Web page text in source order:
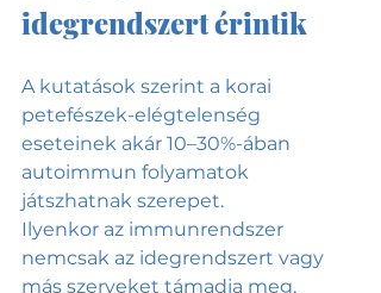
idegrendszert érintik
A kutatások szerint a korai
petefészek-elégtelenség
eseteinek akár 10–30%-ában
autoimmun folyamatok
játszhatnak szerepet.
Ilyenkor az immunrendszer
nemcsak az idegrendszert vagy
más szerveket támadja meg,